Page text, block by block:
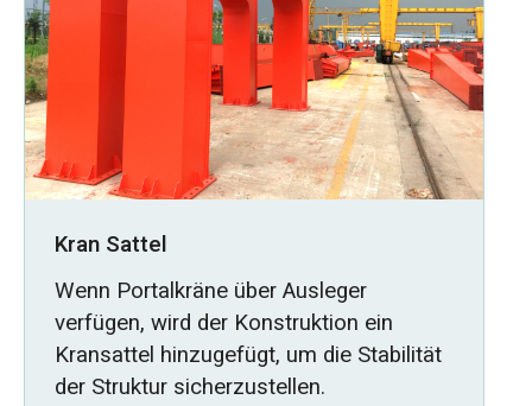
Kran Sattel
Wenn Portalkräne über Ausleger
verfügen, wird der Konstruktion ein
Kransattel hinzugefügt, um die Stabilität
der Struktur sicherzustellen.